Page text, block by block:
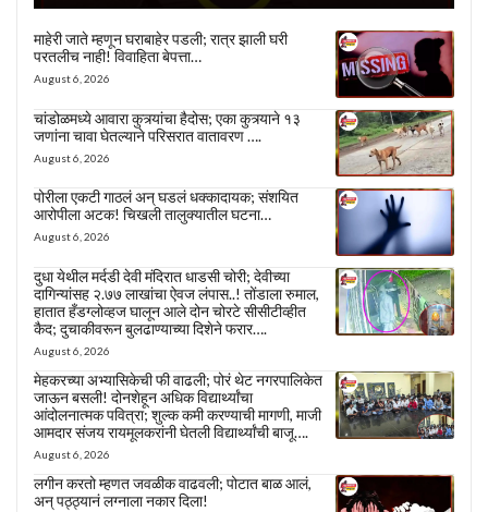
माहेरी जाते म्हणून घराबाहेर पडली; रात्र झाली घरी
परतलीच नाही! विवाहिता बेपत्ता…
August 6, 2026
चांडोळमध्ये आवारा कुत्र्यांचा हैदोस; एका कुत्र्याने १३
जणांना चावा घेतल्याने परिसरात वातावरण ….
August 6, 2026
पोरीला एकटी गाठलं अन् घडलं धक्कादायक; संशयित
आरोपीला अटक! चिखली तालुक्यातील घटना…
August 6, 2026
दुधा येथील मर्दडी देवी मंदिरात धाडसी चोरी; देवीच्या
दागिन्यांसह २.७७ लाखांचा ऐवज लंपास..! तोंडाला रुमाल,
हातात हँडग्लोव्हज घालून आले दोन चोरटे सीसीटीव्हीत
कैद; दुचाकीवरून बुलढाण्याच्या दिशेने फरार….
August 6, 2026
मेहकरच्या अभ्यासिकेची फी वाढली; पोरं थेट नगरपालिकेत
जाऊन बसली! दोनशेहून अधिक विद्यार्थ्यांचा
आंदोलनात्मक पवित्रा; शुल्क कमी करण्याची मागणी, माजी
आमदार संजय रायमूलकरांनी घेतली विद्यार्थ्यांची बाजू….
August 6, 2026
लगीन करतो म्हणत जवळीक वाढवली; पोटात बाळ आलं,
अन् पठ्ठ्यानं लग्नाला नकार दिला!